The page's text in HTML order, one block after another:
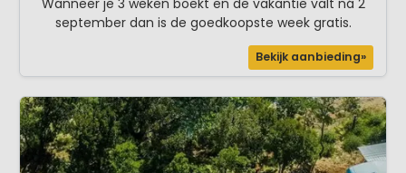
september dan is de goedkoopste week gratis.
Bekijk aanbieding»